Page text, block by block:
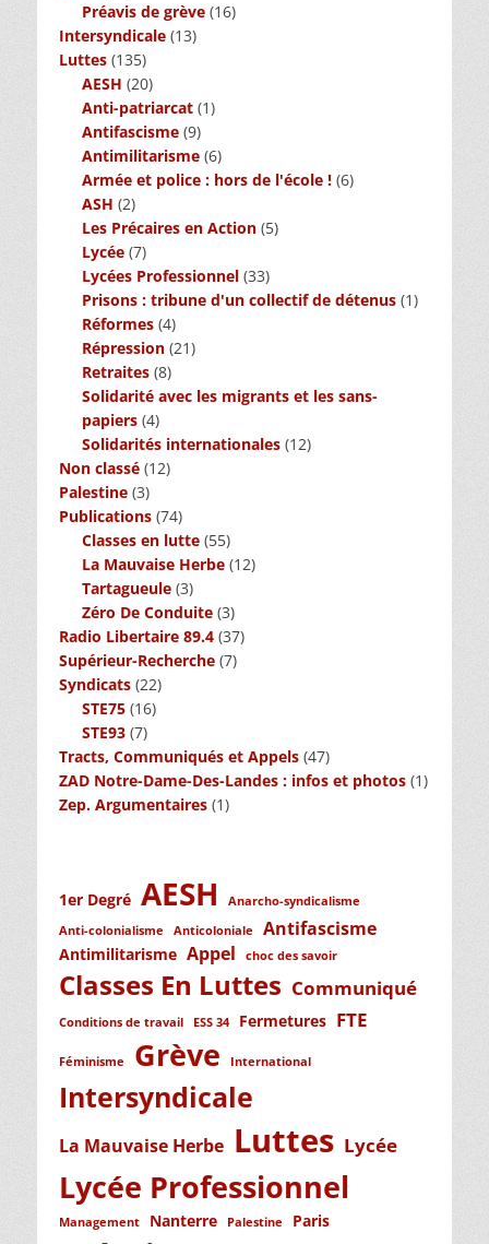
Préavis de grève (16)
Intersyndicale (13)
Luttes (135)
AESH (20)
Anti-patriarcat (1)
Antifascisme (9)
Antimilitarisme (6)
Armée et police : hors de l'école ! (6)
ASH (2)
Les Précaires en Action (5)
Lycée (7)
Lycées Professionnel (33)
Prisons : tribune d'un collectif de détenus (1)
Réformes (4)
Répression (21)
Retraites (8)
Solidarité avec les migrants et les sans-
papiers (4)
Solidarités internationales (12)
Non classé (12)
Palestine (3)
Publications (74)
Classes en lutte (55)
La Mauvaise Herbe (12)
Tartagueule (3)
Zéro De Conduite (3)
Radio Libertaire 89.4 (37)
Supérieur-Recherche (7)
Syndicats (22)
STE75 (16)
STE93 (7)
Tracts, Communiqués et Appels (47)
ZAD Notre-Dame-Des-Landes : infos et photos (1)
Zep. Argumentaires (1)
1er Degré AESH
Anarcho-syndicalisme
Anti-colonialisme
Anticoloniale Antifascisme
Antimilitarisme Appel choc des savoir
Classes En Luttes Communiqué
Conditions de travail ESS 34 Fermetures FTE
Féminisme Grève International
Intersyndicale
La Mauvaise Herbe Luttes Lycée
Lycée Professionnel
Management Nanterre Palestine Paris